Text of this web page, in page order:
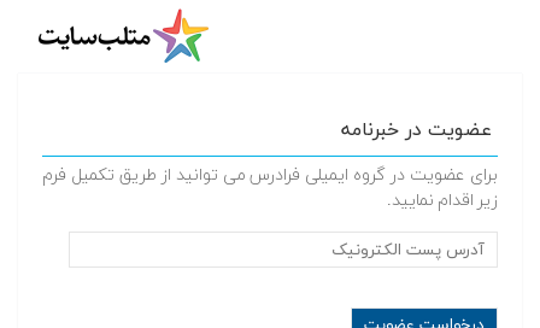
عضویت در خبرنامه
برای عضویت در گروه ایمیلی فرادرس می توانید از طریق تکمیل فرم
زیر اقدام نمایید.